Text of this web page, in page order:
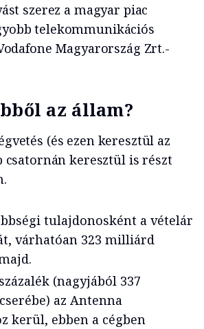
szerez a magyar piac
telekommunikációs
Magyarország Zrt.-
az állam?
(és ezen keresztül az
csatornán keresztül is részt
tulajdonosként a vételár
várhatóan 323 milliárd
(nagyjából 337
az Antenna
kerül, ebben a cégben